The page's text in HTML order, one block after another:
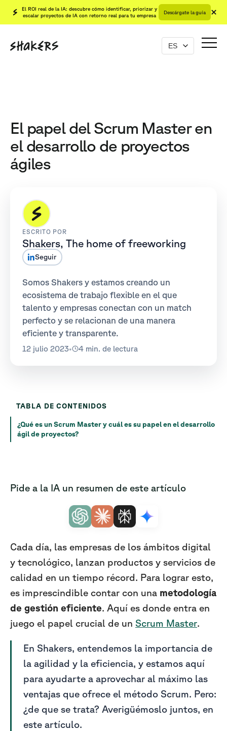
El ROI real de la IA: descubre cómo identificar, priorizar y
escalar proyectos de IA con retorno real para tu empresa
Descárgate la guía
El papel del Scrum Master en
el desarrollo de proyectos
ágiles
ESCRITO POR
Shakers, The home of freeworking
Seguir
Somos Shakers y estamos creando un
ecosistema de trabajo flexible en el que
talento y empresas conectan con un match
perfecto y se relacionan de una manera
eficiente y transparente.
12 julio 2023• 4 min. de lectura
TABLA DE CONTENIDOS
¿Qué es un Scrum Master y cuál es su papel en el desarrollo
ágil de proyectos?
Pide a la IA un resumen de este artículo
Cada día, las empresas de los ámbitos digital
y tecnológico, lanzan productos y servicios de
calidad en un tiempo récord. Para lograr esto,
es imprescindible contar con una metodología
de gestión eficiente. Aquí es donde entra en
juego el papel crucial de un Scrum Master.
En Shakers, entendemos la importancia de
la agilidad y la eficiencia, y estamos aquí
para ayudarte a aprovechar al máximo las
ventajas que ofrece el método Scrum. Pero:
¿de que se trata? Averigüémoslo juntos, en
este artículo.